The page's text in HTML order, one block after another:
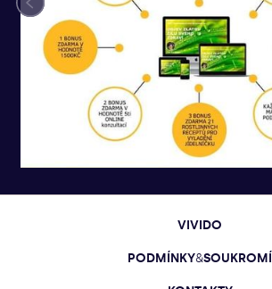
VIVIDO
PODMÍNKY&SOUKROMÍ